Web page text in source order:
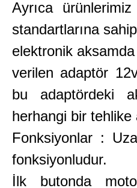
Ayrıca
standartlarına
elektronik
verilen adaptör
bu adaptördeki
herhangi bir
Fonksiyonlar :
fonksiyonludur.
İlk butonda